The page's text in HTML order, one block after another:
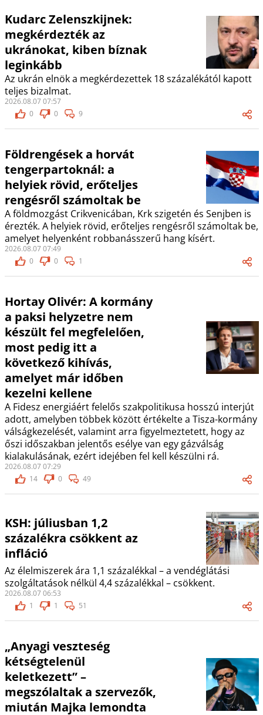
Kudarc Zelenszkijnek:
megkérdezték az
ukránokat, kiben bíznak
leginkább
Az ukrán elnök a megkérdezettek 18 százalékától kapott
teljes bizalmat.
2026.08.07 07:57
0
0 9
Földrengések a horvát
tengerpartoknál: a
helyiek rövid, erőteljes
rengésről számoltak be
A földmozgást Crikvenicában, Krk szigetén és Senjben is
érezték. A helyiek rövid, erőteljes rengésről számoltak be,
amelyet helyenként robbanásszerű hang kísért.
2026.08.07 07:49
0
0 1
Hortay Olivér: A kormány
a paksi helyzetre nem
készült fel megfelelően,
most pedig itt a
következő kihívás,
amelyet már időben
kezelni kellene
A Fidesz energiáért felelős szakpolitikusa hosszú interjút
adott, amelyben többek között értékelte a Tisza-kormány
válságkezelését, valamint arra figyelmeztetett, hogy az
őszi időszakban jelentős esélye van egy gázválság
kialakulásának, ezért idejében fel kell készülni rá.
2026.08.07 07:29
14
0 49
KSH: júliusban 1,2
százalékra csökkent az
infláció
Az élelmiszerek ára 1,1 százalékkal – a vendéglátási
szolgáltatások nélkül 4,4 százalékkal – csökkent.
2026.08.07 06:53
1
1 51
„Anyagi veszteség
kétségtelenül
keletkezett” –
megszólaltak a szervezők,
miután Majka lemondta